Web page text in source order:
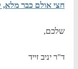
חצי אולם כבר מלא,
שלכם,
ד"ר יניב זייד